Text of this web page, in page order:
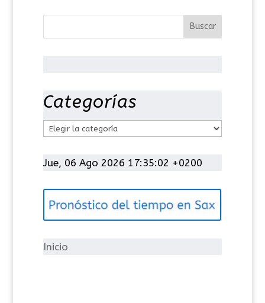
Categorías
t
g
í
Jue, 06 Ago 2026 17:35:02 +0200
Inicio